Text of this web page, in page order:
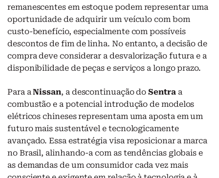
remanescentes em estoque podem representar uma
oportunidade de adquirir um veículo com bom
custo-benefício, especialmente com possíveis
descontos de fim de linha. No entanto, a decisão de
compra deve considerar a desvalorização futura e a
disponibilidade de peças e serviços a longo prazo.
Para aNissan, a descontinuação doSentraa
combustão e a potencial introdução de modelos
elétricos chineses representam uma aposta em um
futuro mais sustentável e tecnologicamente
avançado. Essa estratégia visa reposicionar a marca
no Brasil, alinhando-a com as tendências globais e
as demandas de um consumidor cada vez mais